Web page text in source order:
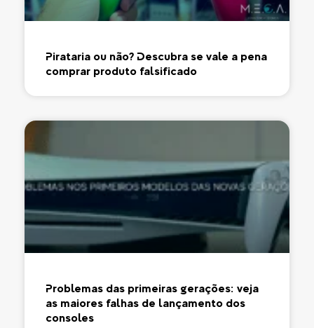
Pirataria ou não? Descubra se vale a pena
comprar produto falsificado
Problemas das primeiras gerações: veja
as maiores falhas de lançamento dos
consoles